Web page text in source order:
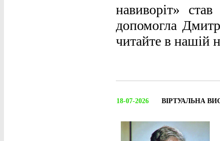
навиворіт»
допомогла
читайте в нашій
18-07-2026 ВІРТУАЛЬНА